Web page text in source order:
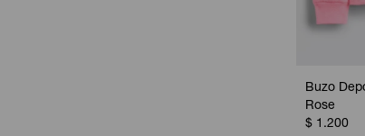
Buzo
Rose
$ 1.200